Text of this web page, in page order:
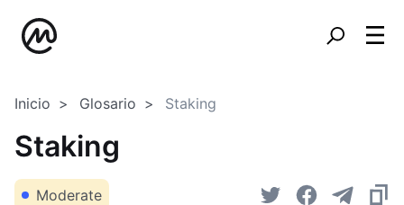
Inicio Glosario Staking
Staking
Moderate